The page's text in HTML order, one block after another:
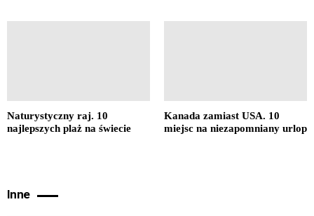
Naturystyczny raj. 10
najlepszych plaż na świecie
Kanada zamiast USA. 10
miejsc na niezapomniany urlop
Inne